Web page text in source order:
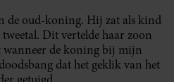
de oud-koning. Hij zat als kind
Dit vertelde haar zoon
wanneer de koning bij mijn
dat het geklik van het